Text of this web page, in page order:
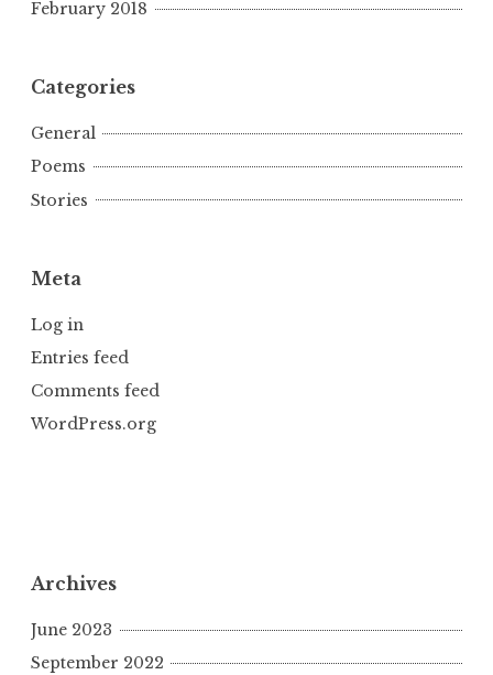
February 2018
Categories
General
Poems
Stories
Meta
Log in
Entries feed
Comments feed
WordPress.org
Archives
June 2023
September 2022